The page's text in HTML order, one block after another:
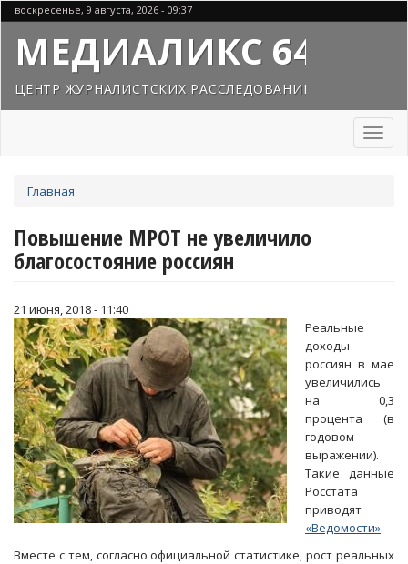
Перейти
к
основному
содержанию
воскресенье, 9 августа, 2026 - 09:37
МЕДИАЛИКС 64
ЦЕНТР ЖУРНАЛИСТСКИХ РАССЛЕДОВАНИЙ
Toggle
здесь
Главная
Повышение МРОТ не увеличило
благосостояние россиян
21 июня, 2018 - 11:40
Реальные
доходы
россиян в мае
увеличились
на 0,3
процента (в
годовом
выражении).
Такие данные
Росстата
приводят
«Ведомости».
Вместе с тем, согласно официальной статистике, рост реальных